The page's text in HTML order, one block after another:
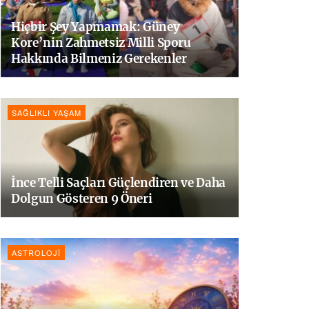
Hiçbir Şey Yapmamak: Güney
Kore’nin Zahmetsiz Milli Sporu
Hakkında Bilmeniz Gerekenler
SAĞLIKLI YAŞAM
İnce Telli Saçları Güçlendiren ve Daha
Dolgun Gösteren 9 Öneri
ASTROLOJI